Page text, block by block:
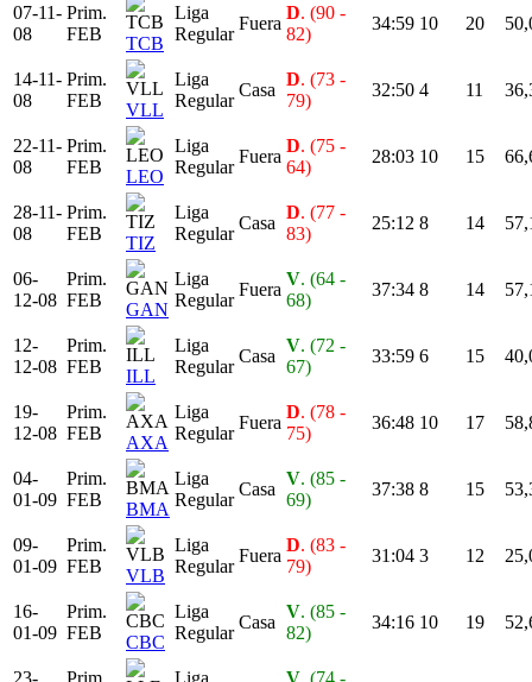
07-11-
08
Prim.
FEB
TCB
Liga
Regular
Fuera
D. (90 -
82)
34:59 10 20
14-11-
08
Prim.
FEB
VLL
Liga
Regular
Casa
D. (73 -
79)
32:50 4 11
22-11-
08
Prim.
FEB
LEO
Liga
Regular
Fuera
D. (75 -
64)
28:03 10 15
28-11-
08
Prim.
FEB
TIZ
Liga
Regular
Casa
D. (77 -
83)
25:12 8 14
06-
12-08
Prim.
FEB
GAN
Liga
Regular
Fuera
V. (64 -
68)
37:34 8 14
12-
12-08
Prim.
FEB
ILL
Liga
Regular
Casa
V. (72 -
67)
33:59 6 15
19-
12-08
Prim.
FEB
AXA
Liga
Regular
Fuera
D. (78 -
75)
36:48 10 17
04-
01-09
Prim.
FEB
BMA
Liga
Regular
Casa
V. (85 -
69)
37:38 8 15
09-
01-09
Prim.
FEB
VLB
Liga
Regular
Fuera
D. (83 -
79)
31:04 3 12
16-
01-09
Prim.
FEB
CBC
Liga
Regular
Casa
V. (85 -
82)
34:16 10 19
23-
Prim.
Liga
V. (74 -